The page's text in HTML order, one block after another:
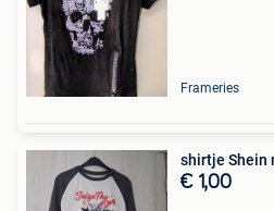
Frameries
shirtje Shein
€ 1,00